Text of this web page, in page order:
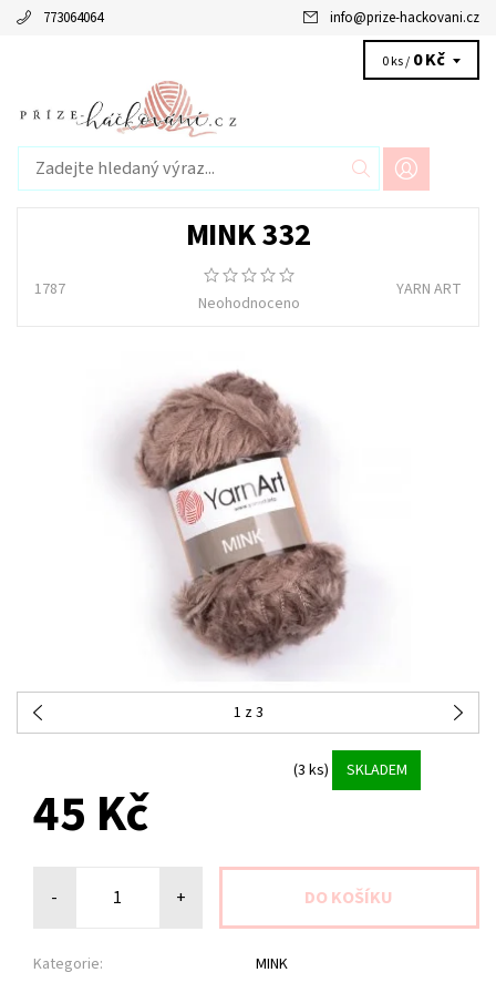
773064064 info@prize-hackovani.cz
0 ks / 0 Kč
MINK 332
1787
Neohodnoceno
YARN ART
1 z 3
(3 ks) SKLADEM
45 Kč
- +
Kategorie: MINK